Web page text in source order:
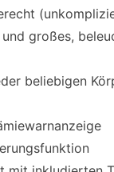
großes,
beliebigen